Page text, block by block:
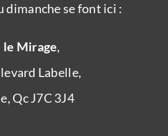
dimanche se font ici :
Mirage,
Labelle,
Qc J7C 3J4